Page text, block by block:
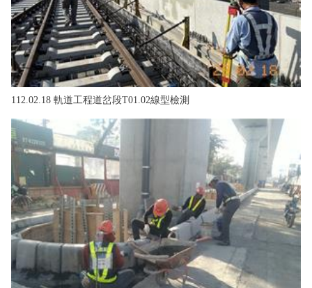
112.02.18 軌道工程道岔段T01.02線型檢測